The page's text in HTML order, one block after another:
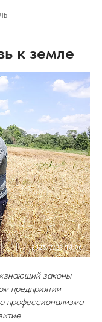
к земле
законы
предприятии
профессионализма